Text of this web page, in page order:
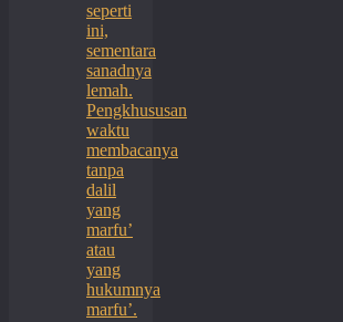
seperti
ini,
sementara
sanadnya
lemah.
Pengkhususan
waktu
membacanya
tanpa
dalil
yang
marfu’
atau
yang
hukumnya
marfu’.